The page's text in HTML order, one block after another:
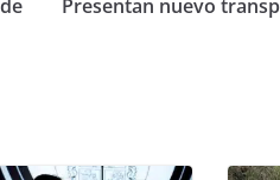
Presentan nuevo